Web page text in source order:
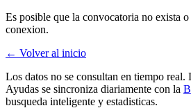
Es posible que la convocatoria no exista
conexion.
← Volver al inicio
Los datos no se consultan en tiempo real.
Ayudas se sincroniza diariamente con la
busqueda inteligente y estadisticas.